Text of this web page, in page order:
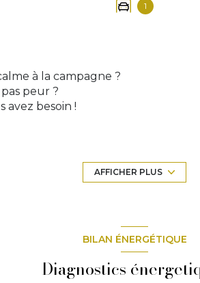
1
à la campagne ?
peur ?
avez besoin !
AFFICHER PLUS
BILAN ÉNERGÉTIQUE
Diagnostics